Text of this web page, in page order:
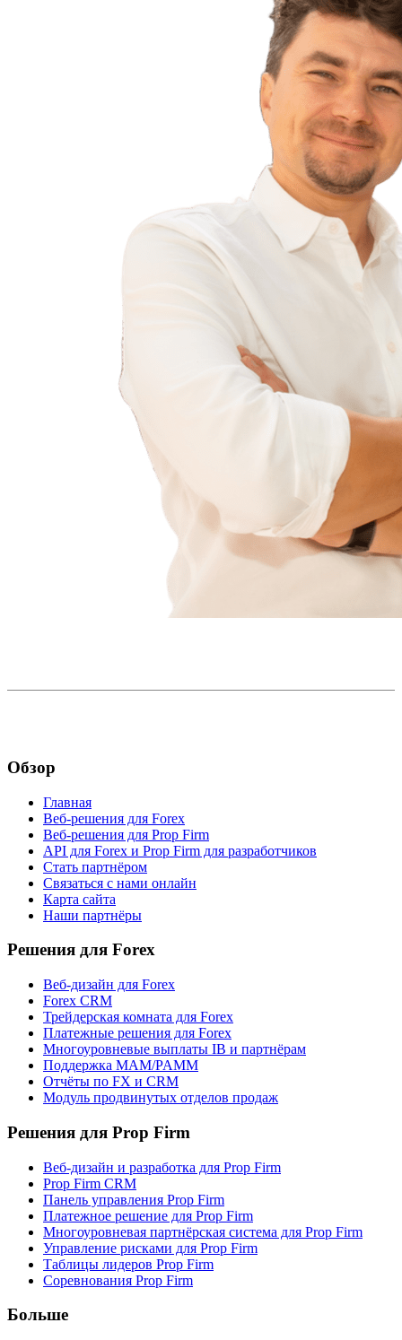
Обзор
Главная
Веб-решения для Forex
Веб-решения для Prop Firm
API для Forex и Prop Firm для разработчиков
Стать партнёром
Связаться с нами онлайн
Карта сайта
Наши партнёры
Решения для Forex
Веб-дизайн для Forex
Forex CRM
Трейдерская комната для Forex
Платежные решения для Forex
Многоуровневые выплаты IB и партнёрам
Поддержка MAM/PAMM
Отчёты по FX и CRM
Модуль продвинутых отделов продаж
Решения для Prop Firm
Веб-дизайн и разработка для Prop Firm
Prop Firm CRM
Панель управления Prop Firm
Платежное решение для Prop Firm
Многоуровневая партнёрская система для Prop Firm
Управление рисками для Prop Firm
Таблицы лидеров Prop Firm
Соревнования Prop Firm
Больше